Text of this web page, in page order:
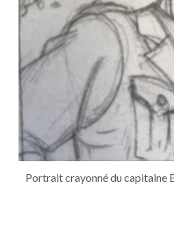
Portrait crayonné du capitaine